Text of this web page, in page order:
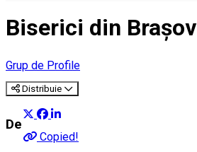
Biserici din Brașov
Grup de Profile
Distribuie
Copied!
Despre